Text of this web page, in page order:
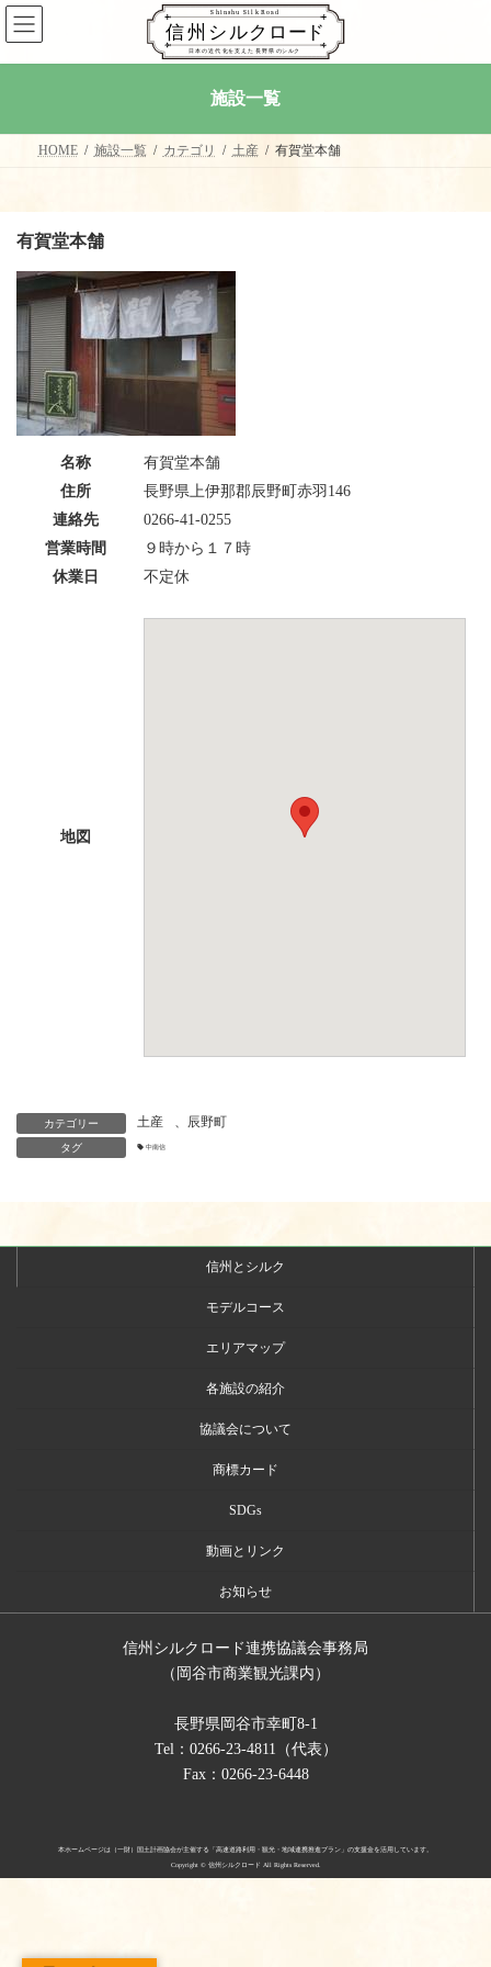
コ
ン
テ
ン
ナ
ビ
ゲ
ー
施設一覧
HOME 施設一覧 カテゴリ 土産 有賀堂本舗
有賀堂本舗
名称
有賀堂本舗
住所
長野県上伊那郡辰野町赤羽146
連絡先
0266-41-0255
営業時間
９時から１７時
休業日
不定休
地図
カテゴリー 土産 、 辰野町
タグ 中南信
信州とシルク
モデルコース
エリアマップ
各施設の紹介
協議会について
商標カード
SDGs
動画とリンク
お知らせ
信州シルクロード連携協議会事務局
（岡谷市商業観光課内）
長野県岡谷市幸町8-1
Tel：0266-23-4811（代表）
Fax：0266-23-6448
本ホームページは（一財）国土計画協会が主催する「高速道路利用・観光・地域連携推進プラン」の支援金を活用しています。
Copyright © 信州シルクロード All Rights Reserved.